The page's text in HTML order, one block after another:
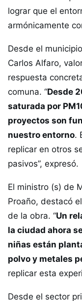
lograr que el
armónicamente
Desde el
Carlos Alfaro,
respuesta
comuna. “Desde
saturada por
proyectos son
nuestro entorno.
replicar en otros
pasivos”, expresó.
El ministro (s) de
Proaño, destacó
de la obra. “Un
la ciudad ahora
niñas están
polvo y metales
replicar esta
Desde el sector